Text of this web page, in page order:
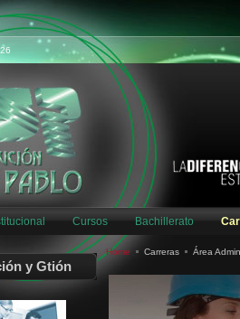
Cursos Bachillerato
y Gtión
Home Carreras Área